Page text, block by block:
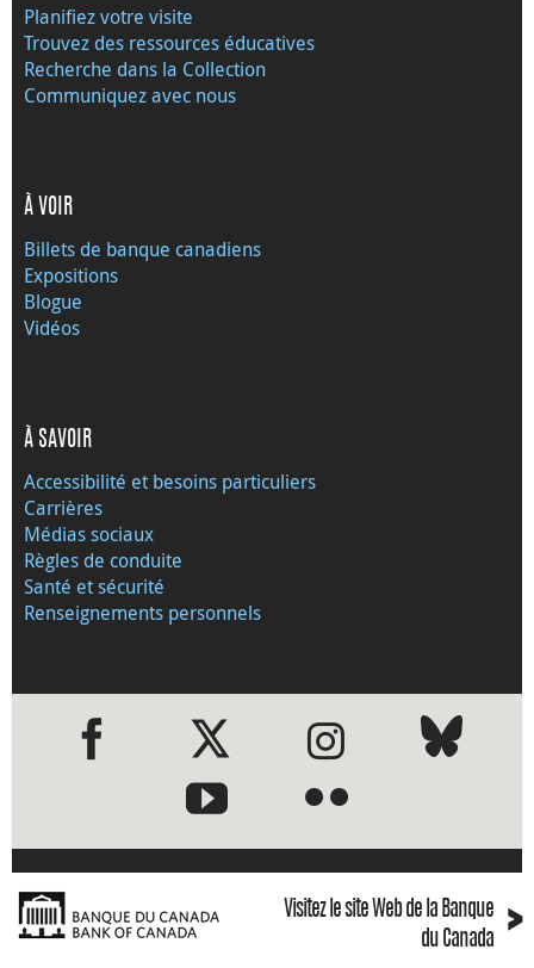
Planifiez votre visite
Trouvez des ressources éducatives
Recherche dans la Collection
Communiquez avec nous
À VOIR
Billets de banque canadiens
Expositions
Blogue
Vidéos
À SAVOIR
Accessibilité et besoins particuliers
Carrières
Médias sociaux
Règles de conduite
Santé et sécurité
Renseignements personnels
●●
Visitez le site Web de la Banque
du Canada
›